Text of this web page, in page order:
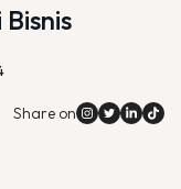
Share on